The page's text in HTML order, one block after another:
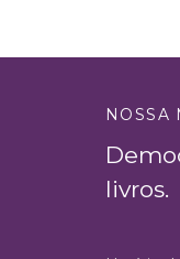
NOSSA
livros.